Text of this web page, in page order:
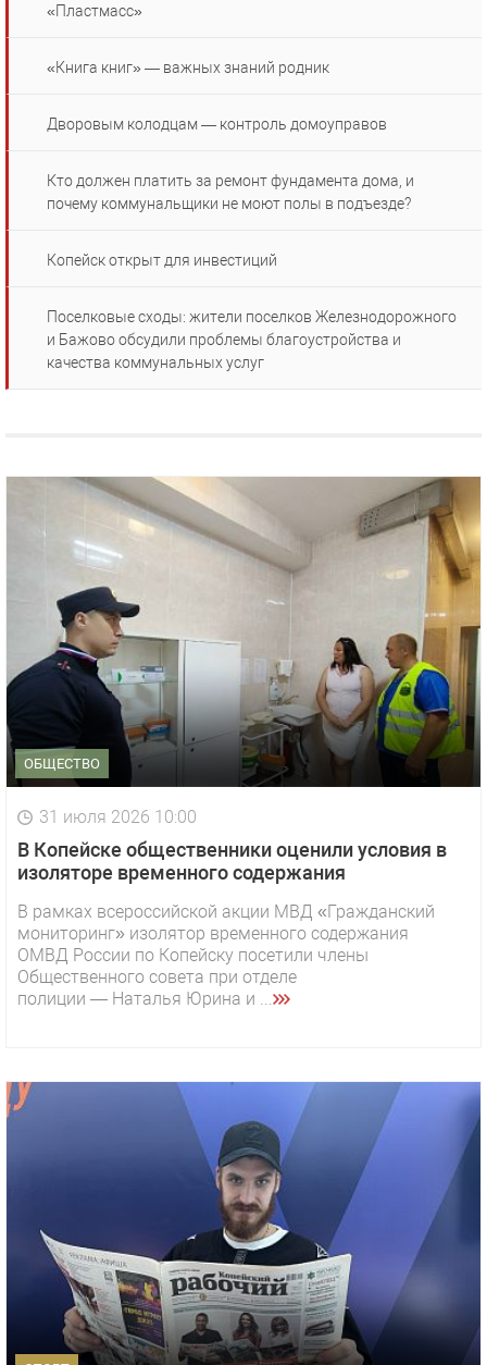
«Пластмасс»
«Книга книг» — важных знаний родник
Дворовым колодцам — контроль домоуправов
Кто должен платить за ремонт фундамента дома, и
почему коммунальщики не моют полы в подъезде?
Копейск открыт для инвестиций
Поселковые сходы: жители поселков Железнодорожного
и Бажово обсудили проблемы благоустройства и
качества коммунальных услуг
ОБЩЕСТВО
31 июля 2026 10:00
В Копейске общественники оценили условия в
изоляторе временного содержания
В рамках всероссийской акции МВД «Гражданский
мониторинг» изолятор временного содержания
ОМВД России по Копейску посетили члены
Общественного совета при отделе
полиции — Наталья Юрина и ...